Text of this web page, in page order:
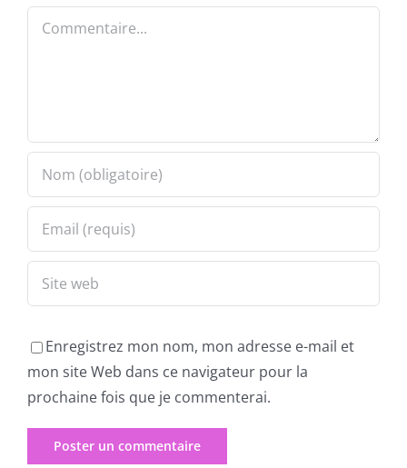
Commentaire
Enregistrez mon nom, mon adresse e-mail et
mon site Web dans ce navigateur pour la
prochaine fois que je commenterai.